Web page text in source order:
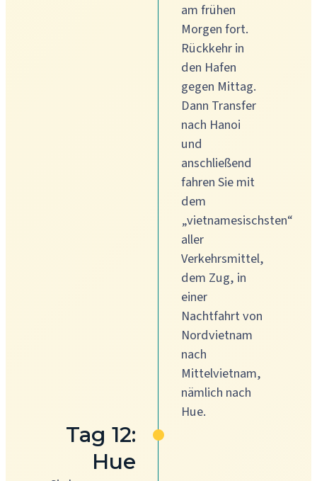
am frühen
Morgen fort.
Rückkehr in
den Hafen
gegen Mittag.
Dann Transfer
nach Hanoi
und
anschließend
fahren Sie mit
dem
„vietnamesischsten“
aller
Verkehrsmittel,
dem Zug, in
einer
Nachtfahrt von
Nordvietnam
nach
Mittelvietnam,
nämlich nach
Hue.
Tag 12:
Hue